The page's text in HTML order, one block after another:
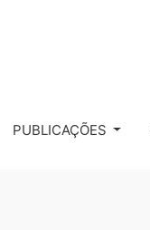
PUBLICAÇÕES